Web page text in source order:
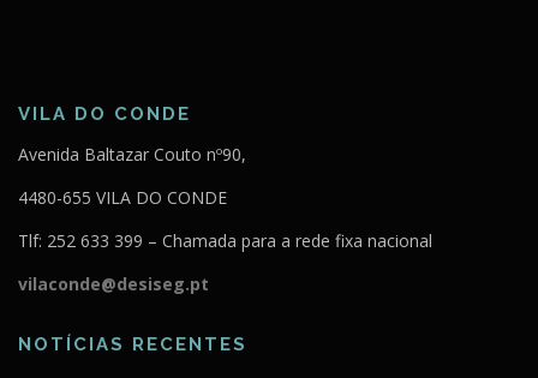
VILA DO CONDE
Avenida Baltazar Couto nº90,
4480-655 VILA DO CONDE
Tlf: 252 633 399 – Chamada para a rede fixa nacional
vilaconde@desiseg.pt
NOTÍCIAS RECENTES